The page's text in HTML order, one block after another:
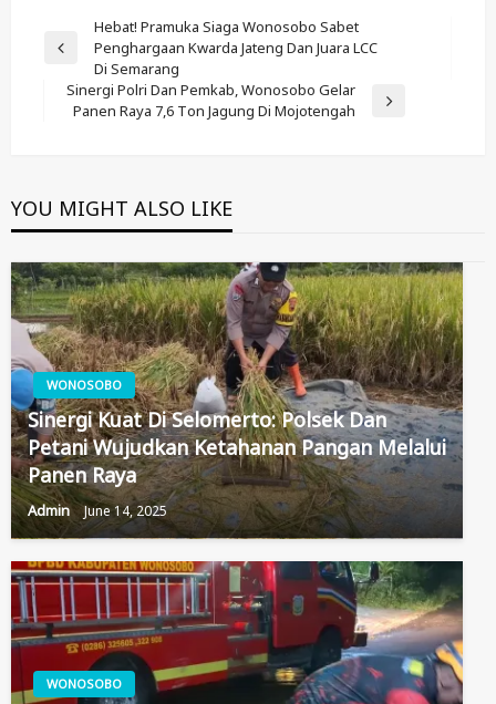
Navigation
Previous
Hebat! Pramuka Siaga Wonosobo Sabet
Penghargaan Kwarda Jateng Dan Juara LCC
Di Semarang
Next
Sinergi Polri Dan Pemkab, Wonosobo Gelar
Panen Raya 7,6 Ton Jagung Di Mojotengah
YOU MIGHT ALSO LIKE
WONOSOBO
Sinergi Kuat Di Selomerto: Polsek Dan
Petani Wujudkan Ketahanan Pangan Melalui
Panen Raya
Admin June 14, 2025
WONOSOBO